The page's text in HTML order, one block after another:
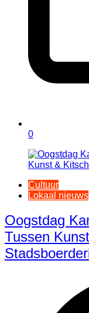
0
Cultuur
Lokaal nieuws
Oogstdag
Tussen